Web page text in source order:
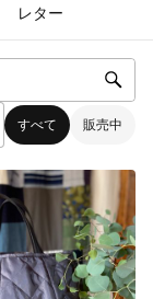
レター
すべて 販売中